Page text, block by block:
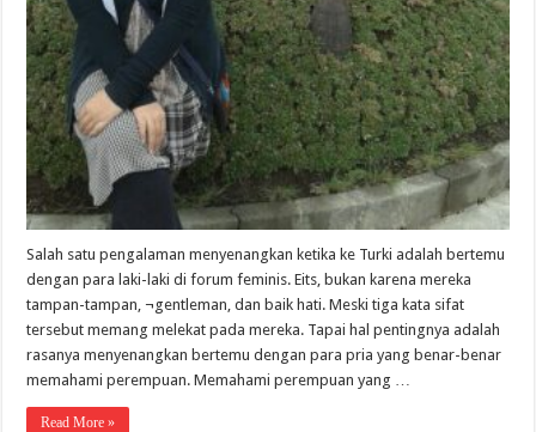
Salah satu pengalaman menyenangkan ketika ke Turki adalah bertemu
dengan para laki-laki di forum feminis. Eits, bukan karena mereka
tampan-tampan, ¬gentleman, dan baik hati. Meski tiga kata sifat
tersebut memang melekat pada mereka. Tapai hal pentingnya adalah
rasanya menyenangkan bertemu dengan para pria yang benar-benar
memahami perempuan. Memahami perempuan yang …
Read More »